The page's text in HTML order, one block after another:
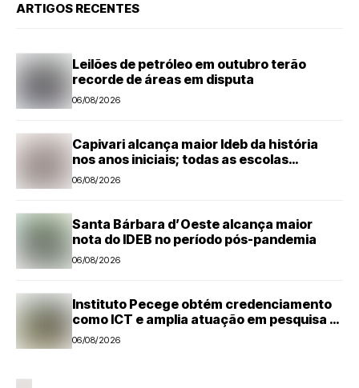
ARTIGOS RECENTES
Leilões de petróleo em outubro terão
recorde de áreas em disputa
06/08/2026
Capivari alcança maior Ideb da história
nos anos iniciais; todas as escolas
avançam
06/08/2026
Santa Bárbara d’Oeste alcança maior
nota do IDEB no período pós-pandemia
06/08/2026
Instituto Pecege obtém credenciamento
como ICT e amplia atuação em pesquisa e
desenvolvimento tecnológico
06/08/2026